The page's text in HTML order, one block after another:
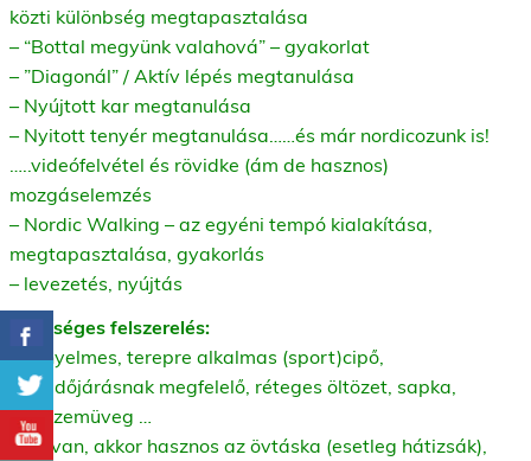
közti különbség megtapasztalása
– “Bottal megyünk valahová” – gyakorlat
– ”Diagonál” / Aktív lépés megtanulása
– Nyújtott kar megtanulása
– Nyitott tenyér megtanulása……és már nordicozunk is!
…..videófelvétel és rövidke (ám de hasznos)
mozgáselemzés
– Nordic Walking – az egyéni tempó kialakítása,
megtapasztalása, gyakorlás
– levezetés, nyújtás
Szükséges felszerelés:
– kényelmes, terepre alkalmas (sport)cipő,
– az időjárásnak megfelelő, réteges öltözet, sapka,
napszemüveg …
– ha van, akkor hasznos az övtáska (esetleg hátizsák),